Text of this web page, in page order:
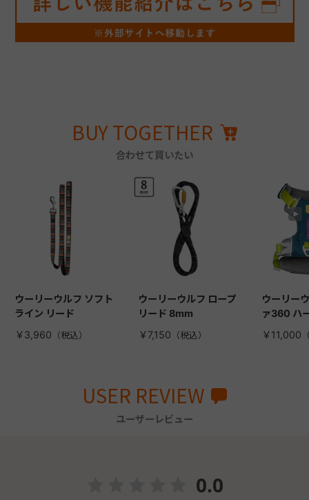
BUY TOGETHER
合わせて買いたい
ウーリーウルフ ソフト
ライン リード
￥3,960
ウーリーウルフ ロープ
リード 8mm
￥7,150
ウーリー
ァ360 ハ
￥11,000
USER REVIEW
ユーザーレビュー
0.0